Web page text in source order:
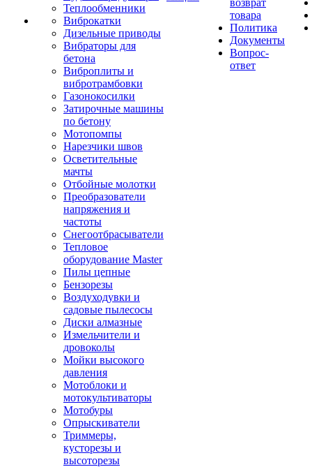
Теплообменники
Виброкатки
Дизельные приводы
Вибраторы для
бетона
Виброплиты и
вибротрамбовки
Газонокосилки
Затирочные машины
по бетону
Мотопомпы
Нарезчики швов
Осветительные
мачты
Отбойные молотки
Преобразователи
напряжения и
частоты
Снегоотбрасыватели
Тепловое
оборудование Master
Пилы цепные
Бензорезы
Воздуходувки и
садовые пылесосы
Диски алмазные
Измельчители и
дровоколы
Мойки высокого
давления
Мотоблоки и
мотокультиваторы
Мотобуры
Опрыскиватели
Триммеры,
кусторезы и
высоторезы
возврат
товара
Политика
Документы
Вопрос-
ответ